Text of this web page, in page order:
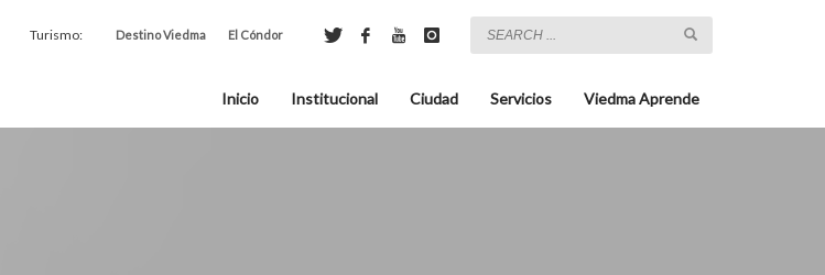
Turismo: Destino Viedma El Cóndor
Inicio Institucional Ciudad Servicios Viedma Aprende